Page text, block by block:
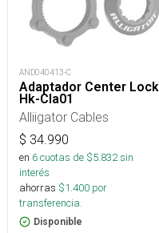
AND040413-C
Adaptador Center Lock
Hk-Cla01
Alliigator Cables
$ 34.990
en 6cuotas de $5.832sin
interés
ahorras $1.400 por
transferencia.
Disponible